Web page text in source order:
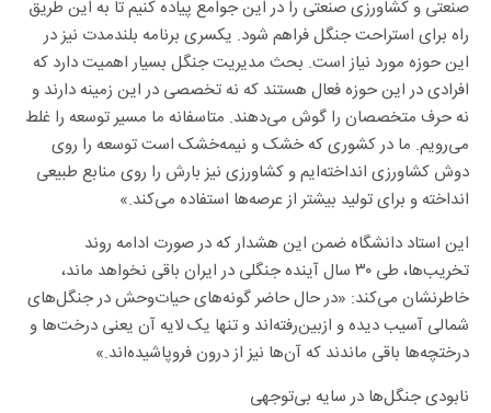
صنعتی و کشاورزی صنعتی را در این جوامع پیاده کنیم تا به این طریق
راه برای استراحت جنگل فراهم شود. یکسری برنامه بلندمدت نیز در
این حوزه مورد نیاز است. بحث مدیریت جنگل بسیار اهمیت دارد که
افرادی در این حوزه فعال هستند که نه تخصصی در این زمینه دارند و
نه حرف متخصصان را گوش می‌دهند. متاسفانه ما مسیر توسعه را غلط
می‌رویم. ما در کشوری که خشک و نیمه‌خشک است توسعه را روی
دوش کشاورزی انداخته‌ایم و کشاورزی نیز بارش را روی منابع طبیعی
انداخته و برای تولید بیشتر از عرصه‌ها استفاده می‌کند.»
این استاد دانشگاه ضمن این هشدار که در صورت ادامه روند
تخریب‌ها، طی ۳۰ سال آینده جنگلی در ایران باقی نخواهد ماند،
خاطرنشان می‌کند: «در حال حاضر گونه‌های حیات‌وحش در جنگل‌های
شمالی آسیب دیده و ازبین‌رفته‌اند و تنها یک لایه آن یعنی درخت‌ها و
درختچه‌ها باقی ماندند که آن‌ها نیز از درون فروپاشیده‌اند.»
نابودی جنگل‌ها در سایه بی‌توجهی